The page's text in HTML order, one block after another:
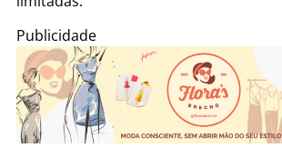
Publicidade